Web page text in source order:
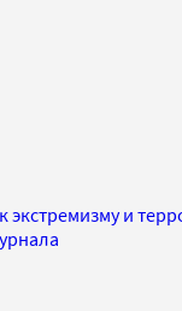
экстремизму и